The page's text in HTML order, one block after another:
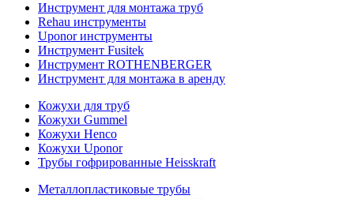
Инструмент для монтажа труб
Rehau инструменты
Uponor инструменты
Инструмент Fusitek
Инструмент ROTHENBERGER
Инструмент для монтажа в аренду
Кожухи для труб
Кожухи Gummel
Кожухи Henco
Кожухи Uponor
Трубы гофрированные Heisskraft
Металлопластиковые трубы